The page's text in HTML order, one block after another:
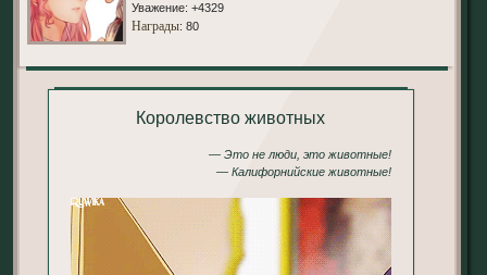
Уважение: +4329
Награды: 80
Королевство животных
— Это не люди, это животные!
— Калифорнийские животные!